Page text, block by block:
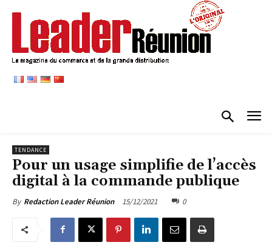
TENDANCE
Pour un usage simplifie de l’accès
digital à la commande publique
By Redaction Leader Réunion 15/12/2021 0